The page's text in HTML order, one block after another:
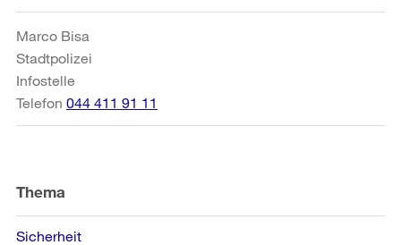
Informationen
Marco Bisa
Stadtpolizei
Infostelle
Telefon 044 411 91 11
Thema
Sicherheit